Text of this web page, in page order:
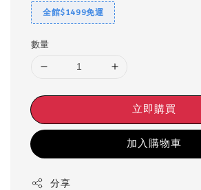
全館$1499免運
數量
立即購買
加入購物車
分享